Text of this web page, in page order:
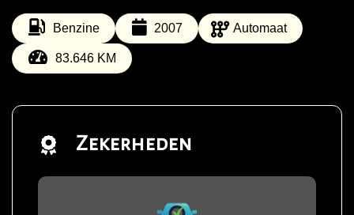
Benzine 2007 Automaat
83.646 KM
Zekerheden